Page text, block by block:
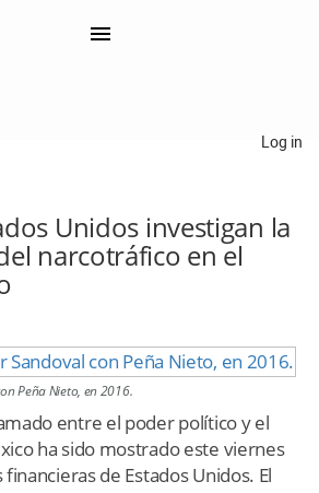
Clascal
×
Log in
Unidos investigan la
narcotráfico en el
Peña Nieto, en 2016.
entre el poder político y el
ha sido mostrado este viernes
de Estados Unidos. El